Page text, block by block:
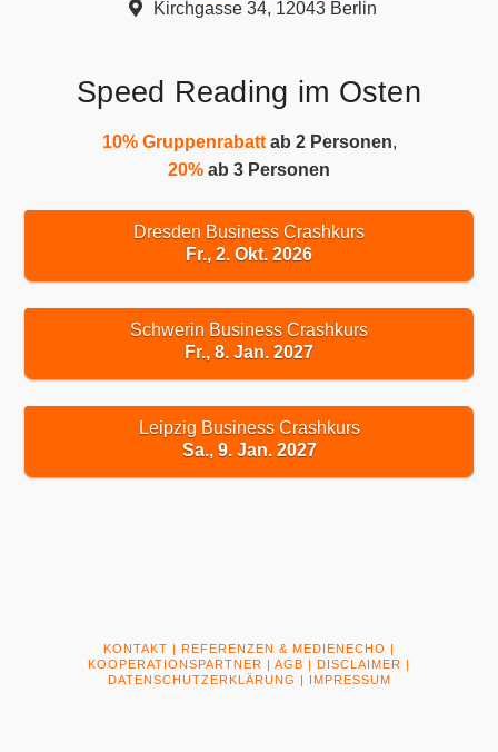
Kirchgasse 34, 12043 Berlin
Speed Reading im Osten
10% Gruppenrabattab 2 Personen,
20% ab 3 Personen
Dresden Business Crashkurs
Fr., 2. Okt. 2026
Schwerin Business Crashkurs
Fr., 8. Jan. 2027
Leipzig Business Crashkurs
Sa., 9. Jan. 2027
KONTAKT | REFERENZEN & MEDIENECHO |
KOOPERATIONSPARTNER | AGB | DISCLAIMER |
DATENSCHUTZERKLÄRUNG | IMPRESSUM